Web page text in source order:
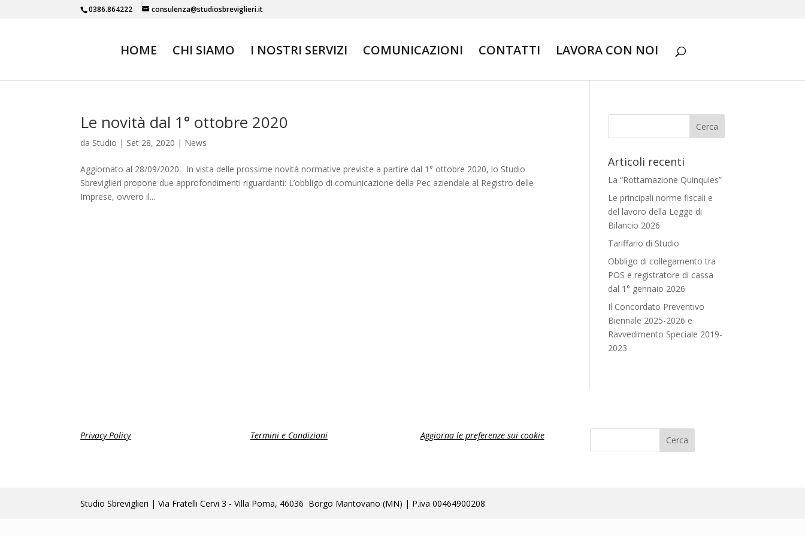
0386.864222 consulenza@studiosbreviglieri.it
HOME CHI SIAMO I NOSTRI SERVIZI COMUNICAZIONI CONTATTI LAVORA CON NOI
Le novità dal 1° ottobre 2020
da Studio | Set 28, 2020 | News
Aggiornato al 28/09/2020 In vista delle prossime novità normative previste a partire dal 1° ottobre 2020, lo Studio
Sbreviglieri propone due approfondimenti riguardanti: L’obbligo di comunicazione della Pec aziendale al Registro delle
Imprese, ovvero il...
Articoli recenti
La “Rottamazione Quinquies”
Le principali norme fiscali e
del lavoro della Legge di
Bilancio 2026
Tariffario di Studio
Obbligo di collegamento tra
POS e registratore di cassa
dal 1° gennaio 2026
Il Concordato Preventivo
Biennale 2025-2026 e
Ravvedimento Speciale 2019-
2023
Privacy Policy Termini e Condizioni Aggiorna le preferenze sui cookie
Studio Sbreviglieri | Via Fratelli Cervi 3 - Villa Poma, 46036 Borgo Mantovano (MN) | P.iva 00464900208